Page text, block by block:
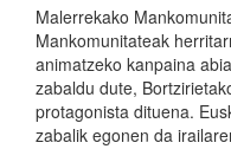
Malerrekako
Mankomunitateak
animatzeko kanpaina
zabaldu dute,
protagonista dituena.
zabalik egonen da